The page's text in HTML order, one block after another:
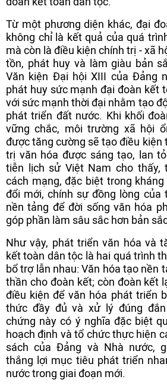
Từ một phương diện khác, đại
không chỉ là kết quả của quá
mà còn là điều kiện chính trị - xã
tồn, phát huy và làm giàu bản
Văn kiện Đại hội XIII của Đảng
phát huy sức mạnh đại đoàn kết
với sức mạnh thời đại nhằm tạo
phát triển đất nước. Khi khối
vững chắc, môi trường xã hội
được tăng cường sẽ tạo điều kiện
trị văn hóa được sáng tạo, lan
tiễn lịch sử Việt Nam cho thấy,
cách mạng, đặc biệt trong
đổi mới, chính sự đồng lòng của
nền tảng để đời sống văn hóa
góp phần làm sâu sắc hơn bản
Như vậy, phát triển văn hóa và
kết toàn dân tộc là hai quá trình
bổ trợ lẫn nhau: Văn hóa tạo nền
thần cho đoàn kết; còn đoàn kết
điều kiện để văn hóa phát triển
thức đầy đủ và xử lý đúng
chứng này có ý nghĩa đặc biệt
hoạch định và tổ chức thực hiện
sách của Đảng và Nhà nước,
thắng lợi mục tiêu phát triển
nước trong giai đoạn mới.